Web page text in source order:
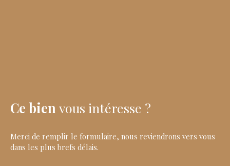
Ce bien vous intéresse ?
Merci de remplir le formulaire, nous reviendrons vers vous
dans les plus brefs délais.